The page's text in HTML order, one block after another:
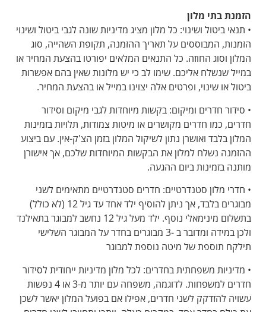
הזמנת בתי מלון
• תנאי ביטול ושינוי: כל מלון מציג מדיניות שונה לגבי ביטול ושינוי
הזמנות, המבוססים על תאריך ההזמנה, תקופת השהייה, סוג
המלון וסוג החוזה. כל התנאים המלאים יפורטו בהצעת המחיר או
במייל שנשלח אליכם. שימו לב כי יש מלונות שאין בהם אפשרות
ביטול או שינוי, ופרטים אלה יצוינו במייל או בהצעת המחיר.
• סידור חדרים ומיקום: בקשות מיוחדות לגבי מיקום וסידור
חדרים, כמו חדרים מקושרים או מיטות צמודות, תלויות בזמינות
המלון בלבד ואושרן נתון לשיקול המלון בזמן הצ'ק-אין. עם ביצוע
ההזמנה נשלח למלון את הבקשות המיוחדות שלכם, אך אישורן
מותנה בזמינות ביום ההגעה.
• חדרי מלון סטנדרטיים: חדרים סטנדרטיים מתאימים לשני
מבוגרים בלבד, אך ניתן להוסיף ילד אחד עד גיל 12 (לא כולל)
בתשלום מינימאלי נוסף. ילד מעל גיל 12 נחשב למבוגר בתאילנד
ולכן במידה ומדובר ב -3 מבוגרים בחדר על המבוגר השלישי
תילקח תוספת של מיטה נוספת למבוגר
• מדיניות משפחתית בחדרים: לכל מלון מדיניות ייחודית לסידור
חדרים למשפחות. לדוגמה, משפחה עם יותר מ-3 או 4 נפשות
עשויה להזדקק לשני חדרים, אפילו אם בפועל המלון יאשר לשכן